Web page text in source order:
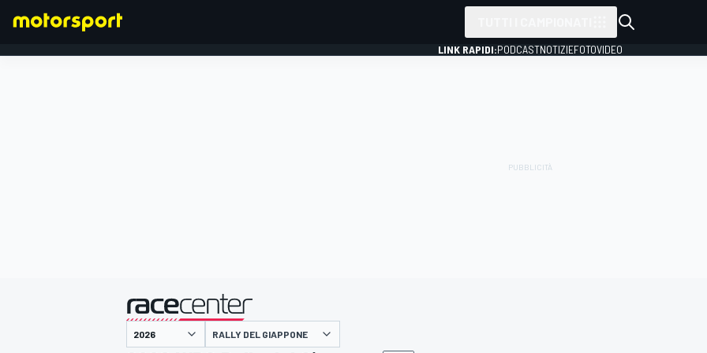
LINK RAPIDI:PODCASTNOTIZIEFOTOVIDEO
presentato da
RALLY DEL GIAPPONE